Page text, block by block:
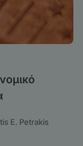
E. Petrakis